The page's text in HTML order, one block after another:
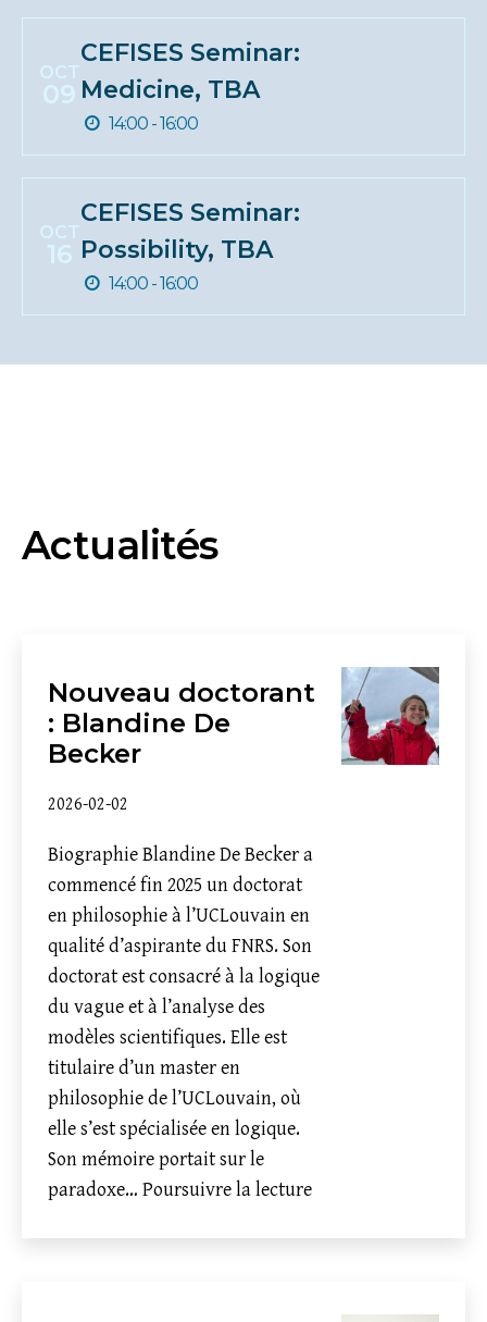
CEFISES Seminar:
Medicine, TBA
14:00 - 16:00
CEFISES Seminar:
Possibility, TBA
14:00 - 16:00
Actualités
Nouveau doctorant
: Blandine De
Becker
2026-02-02
Biographie Blandine De Becker a
commencé fin 2025 un doctorat
en philosophie à l’UCLouvain en
qualité d’aspirante du FNRS. Son
doctorat est consacré à la logique
du vague et à l’analyse des
modèles scientifiques. Elle est
titulaire d’un master en
philosophie de l’UCLouvain, où
elle s’est spécialisée en logique.
Son mémoire portait sur le
paradoxe… Poursuivre la lectureNouveau